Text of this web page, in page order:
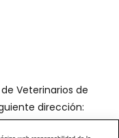
Veterinarios de
dirección: